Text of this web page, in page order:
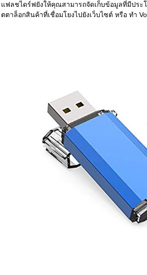
แฟลชไดร์ฟยังให้คุณสามารถจัดเก็บข้อมูลที่มีปร
ตตาล็อกสินค้าที่เชื่อมโยงไปยังเว็บไซต์ หรือ ทำ